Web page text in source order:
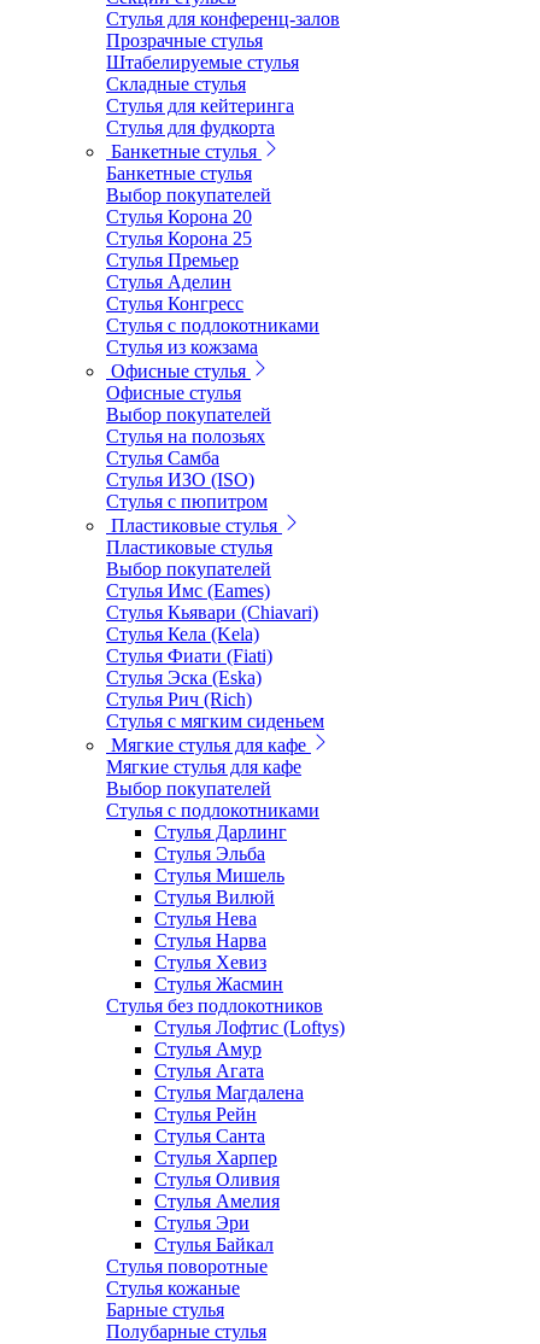
Стулья для конференц-залов
Прозрачные стулья
Штабелируемые стулья
Складные стулья
Стулья для кейтеринга
Стулья для фудкорта
Банкетные стулья
Банкетные стулья
Выбор покупателей
Стулья Корона 20
Стулья Корона 25
Стулья Премьер
Стулья Аделин
Стулья Конгресс
Стулья с подлокотниками
Стулья из кожзама
Офисные стулья
Офисные стулья
Выбор покупателей
Стулья на полозьях
Стулья Самба
Стулья ИЗО (ISO)
Стулья с пюпитром
Пластиковые стулья
Пластиковые стулья
Выбор покупателей
Стулья Имс (Eames)
Стулья Кьявари (Chiavari)
Стулья Кела (Kela)
Стулья Фиати (Fiati)
Стулья Эска (Eska)
Стулья Рич (Rich)
Стулья с мягким сиденьем
Мягкие стулья для кафе
Мягкие стулья для кафе
Выбор покупателей
Стулья с подлокотниками
Стулья Дарлинг
Стулья Эльба
Стулья Мишель
Стулья Вилюй
Стулья Нева
Стулья Нарва
Стулья Хевиз
Стулья Жасмин
Стулья без подлокотников
Стулья Лофтис (Loftys)
Стулья Амур
Стулья Агата
Стулья Магдалена
Стулья Рейн
Стулья Санта
Стулья Харпер
Стулья Оливия
Стулья Амелия
Стулья Эри
Стулья Байкал
Стулья поворотные
Стулья кожаные
Барные стулья
Полубарные стулья